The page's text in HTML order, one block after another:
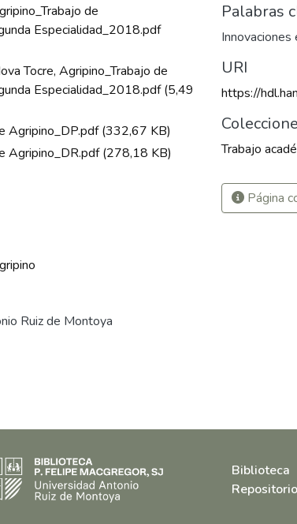
de
Especialidad_2018.pdf
Tocre, Agripino_Trabajo de
Especialidad_2018.pdf(5,49
Agripino_DP.pdf(332,67 KB)
Agripino_DR.pdf(278,18 KB)
Ruiz de Montoya
Palabras
Innovaciones
URI
https://
Trabajo
Página
Biblioteca